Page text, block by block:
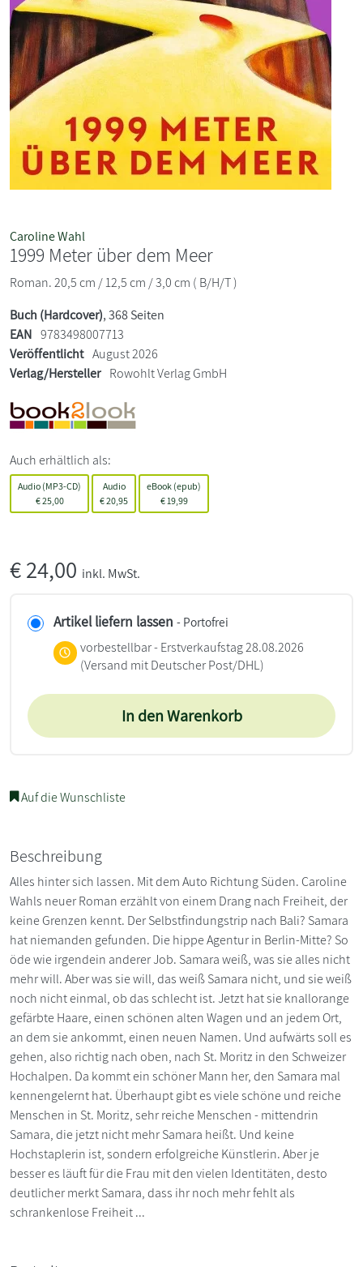
Caroline Wahl
1999 Meter über dem Meer
Roman. 20,5 cm / 12,5 cm / 3,0 cm ( B/H/T )
Buch (Hardcover), 368 Seiten
EAN 9783498007713
Veröffentlicht August 2026
Verlag/Hersteller Rowohlt Verlag GmbH
Auch erhältlich als:
Audio (MP3-CD)
€25,00
Audio
€20,95
eBook (epub)
€19,99
€24,00 inkl. MwSt.
Artikel liefern lassen - Portofrei
vorbestellbar - Erstverkaufstag 28.08.2026
(Versand mit Deutscher Post/DHL)
In den Warenkorb
Auf die Wunschliste
Beschreibung
Alles hinter sich lassen. Mit dem Auto Richtung Süden. Caroline
Wahls neuer Roman erzählt von einem Drang nach Freiheit, der
keine Grenzen kennt. Der Selbstfindungstrip nach Bali? Samara
hat niemanden gefunden. Die hippe Agentur in Berlin-Mitte? So
öde wie irgendein anderer Job. Samara weiß, was sie alles nicht
mehr will. Aber was sie will, das weiß Samara nicht, und sie weiß
noch nicht einmal, ob das schlecht ist. Jetzt hat sie knallorange
gefärbte Haare, einen schönen alten Wagen und an jedem Ort,
an dem sie ankommt, einen neuen Namen. Und aufwärts soll es
gehen, also richtig nach oben, nach St. Moritz in den Schweizer
Hochalpen. Da kommt ein schöner Mann her, den Samara mal
kennengelernt hat. Überhaupt gibt es viele schöne und reiche
Menschen in St. Moritz, sehr reiche Menschen - mittendrin
Samara, die jetzt nicht mehr Samara heißt. Und keine
Hochstaplerin ist, sondern erfolgreiche Künstlerin. Aber je
besser es läuft für die Frau mit den vielen Identitäten, desto
deutlicher merkt Samara, dass ihr noch mehr fehlt als
schrankenlose Freiheit ...